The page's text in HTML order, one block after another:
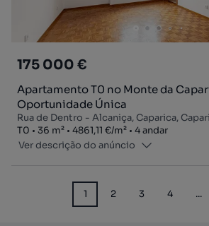
175 000 €
Apartamento T0 no Monte da
Oportunidade Única
Tipologia
T0
Zona36 m²
Preço por metro quadrado
4861,11 €/m²
Andar
4 andar
Ver descrição do anúncio
1 2 3 4 ...